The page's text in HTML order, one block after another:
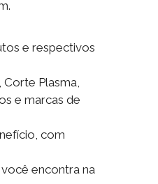
e respectivos
Plasma,
e marcas de
com
encontra na